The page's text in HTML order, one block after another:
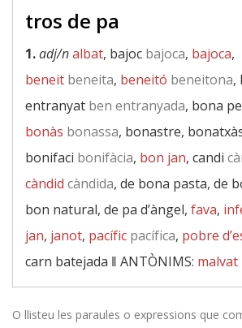
tros de pa
1.adj/nalbat, bajoc bajoca, bajoca,
beneit beneita, beneitó beneitona,
entranyat ben entranyada, bona
bonàs bonassa, bonastre,
bonifaci bonifàcia, bon jan, candi
càndid càndida, de bona pasta, de
bon natural, de pa d’àngel, fava,
jan, janot, pacífic pacífica, pobre
carn batejada ‖ ANTÒNIMS: malvat
O llisteu les paraules o expressions que